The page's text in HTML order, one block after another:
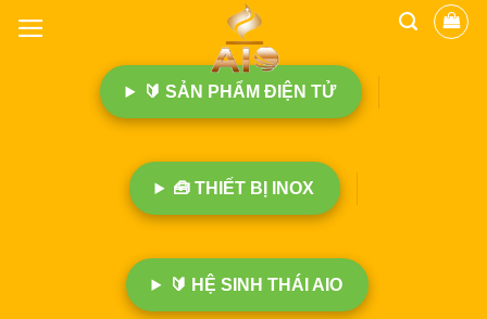
🔰 SẢN PHẨM ĐIỆN TỬ
🧰 THIẾT BỊ INOX
🔰 HỆ SINH THÁI AIO